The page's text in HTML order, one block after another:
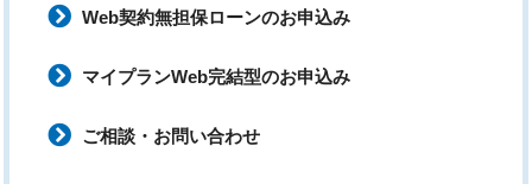
Web契約無担保ローンのお申込み
マイプランWeb完結型のお申込み
ご相談・お問い合わせ